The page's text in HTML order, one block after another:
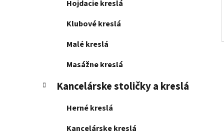
Hojdacie kreslá
Klubové kreslá
Malé kreslá
Masážne kreslá
Kancelárske stoličky a kreslá
Herné kreslá
Kancelárske kreslá